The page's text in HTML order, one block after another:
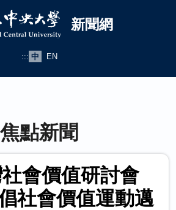
新聞網
新聞網
::: 中 EN
焦點新聞
會價值研討會
社會價值運動邁